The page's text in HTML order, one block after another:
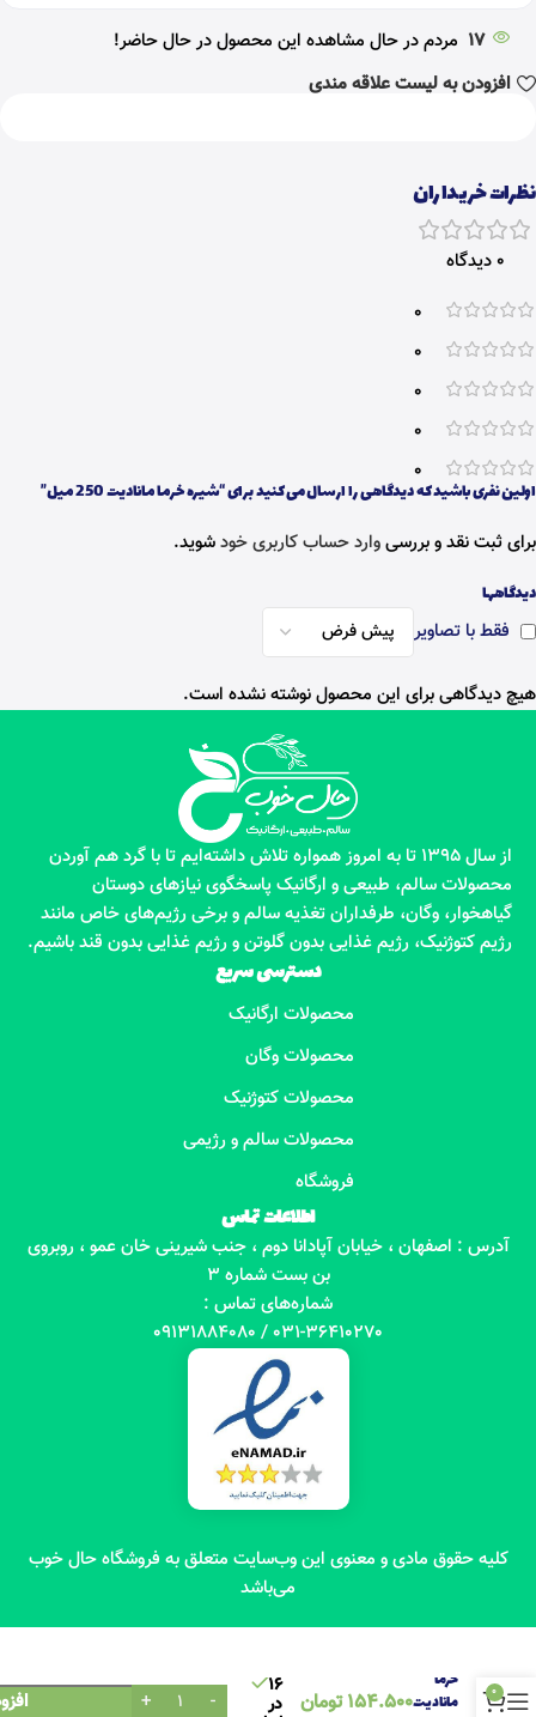
17 مردم در حال مشاهده این محصول در حال حاضر!
افزودن به لیست علاقه مندی
نظرات خریداران
0 دیدگاه
0
0
0
0
0
دیدگاهها
فقط با تصاویر
هیچ دیدگاهی برای این محصول نوشته نشده است.
اولین نفری باشید که دیدگاهی را ارسال می کنید برای “شیره خرما مانادیت 250 میل”
برای ثبت نقد و بررسیوارد حساب کاربری خودشوید.
از سال 1395 تا به امروز همواره تلاش داشته‌ایم تا با گرد هم آوردن
محصولات سالم، طبیعی و ارگانیک پاسخگوی نیازهای دوستان
گیاهخوار، وگان، طرفداران تغذیه سالم و برخی رژیم‌های خاص مانند
رژیم کتوژنیک، رژیم غذایی بدون گلوتن و رژیم غذایی بدون قند باشیم.
دسترسی سریع
محصولات ارگانیک
محصولات وگان
محصولات کتوژنیک
محصولات سالم و رژیمی
فروشگاه
اطلاعات تماس
آدرس : اصفهان ، خیابان آپادانا دوم ، جنب شیرینی خان عمو ، روبروی
بن بست شماره 3
شماره‌های تماس :
031-36410270 / 09131884080
کلیه حقوق مادی و معنوی این وب‌سایت متعلق به فروشگاه حال خوب
می‌باشد
خرما
مانادیت154.500 تومان
16
در 0